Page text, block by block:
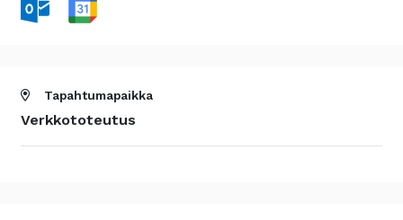
Tapahtumapaikka
Verkkototeutus